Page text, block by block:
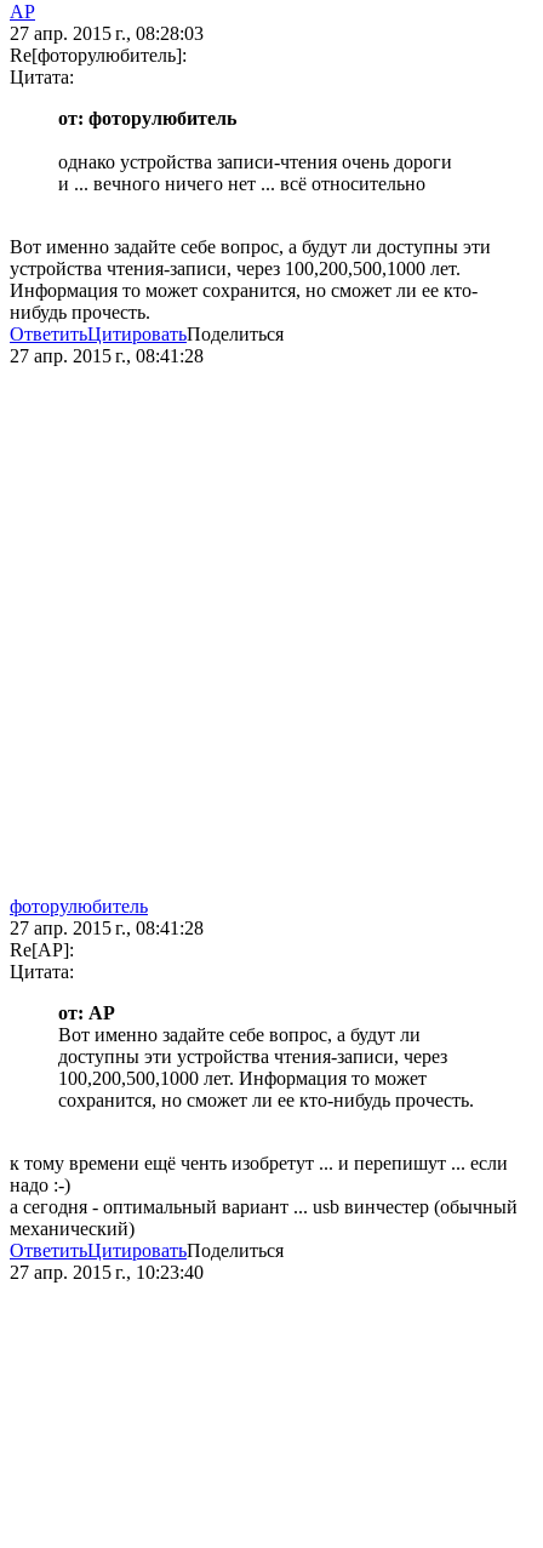
AP
27 апр. 2015 г., 08:28:03
Re[фоторулюбитель]:
Цитата:
от: фоторулюбитель
однако устройства записи-чтения очень дороги
и ... вечного ничего нет ... всё относительно
Вот именно задайте себе вопрос, а будут ли доступны эти
устройства чтения-записи, через 100,200,500,1000 лет.
Информация то может сохранится, но сможет ли ее кто-
нибудь прочесть.
ОтветитьЦитироватьПоделиться
27 апр. 2015 г., 08:41:28
фоторулюбитель
27 апр. 2015 г., 08:41:28
Re[AP]:
Цитата:
от: AP
Вот именно задайте себе вопрос, а будут ли
доступны эти устройства чтения-записи, через
100,200,500,1000 лет. Информация то может
сохранится, но сможет ли ее кто-нибудь прочесть.
к тому времени ещё ченть изобретут ... и перепишут ... если
надо :-)
а сегодня - оптимальный вариант ... usb винчестер (обычный
механический)
ОтветитьЦитироватьПоделиться
27 апр. 2015 г., 10:23:40